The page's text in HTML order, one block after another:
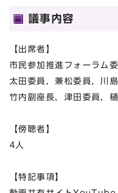
議事内容
【出席者】
市民参加推進フォーラム
太田委員，兼松委員，川
竹内副座長，津田委員，
【傍聴者】
4人
【特記事項】